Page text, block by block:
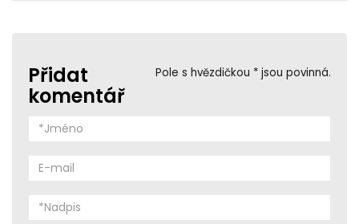
Pole s hvězdičkou * jsou povinná.
Přidat
komentář